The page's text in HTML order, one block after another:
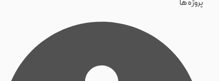
پروژه ها